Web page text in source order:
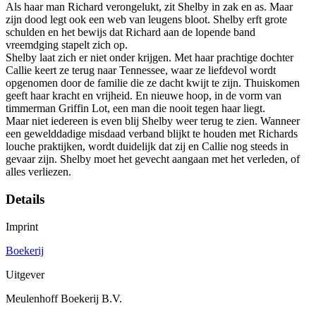
Als haar man Richard verongelukt, zit Shelby in zak en as. Maar
zijn dood legt ook een web van leugens bloot. ­Shelby erft grote
schulden en het bewijs dat Richard aan de lopende band
vreemdging stapelt zich op.
Shelby laat zich er niet onder krijgen. Met haar prachtige dochter
Callie keert ze terug naar Tennessee, waar ze liefdevol wordt
opgenomen door de familie die ze dacht kwijt te zijn. Thuiskomen
geeft haar kracht en vrijheid. En nieuwe hoop, in de vorm van
timmerman Griffin Lot, een man die nooit tegen haar liegt.
Maar niet iedereen is even blij Shelby weer terug te zien. ­Wanneer
een gewelddadige misdaad verband blijkt te houden met ­Richards
louche praktijken, wordt duidelijk dat zij en Callie nog steeds in
gevaar zijn. Shelby moet het gevecht aangaan met het verleden, of
alles verliezen.
Details
Imprint
Boekerij
Uitgever
Meulenhoff Boekerij B.V.